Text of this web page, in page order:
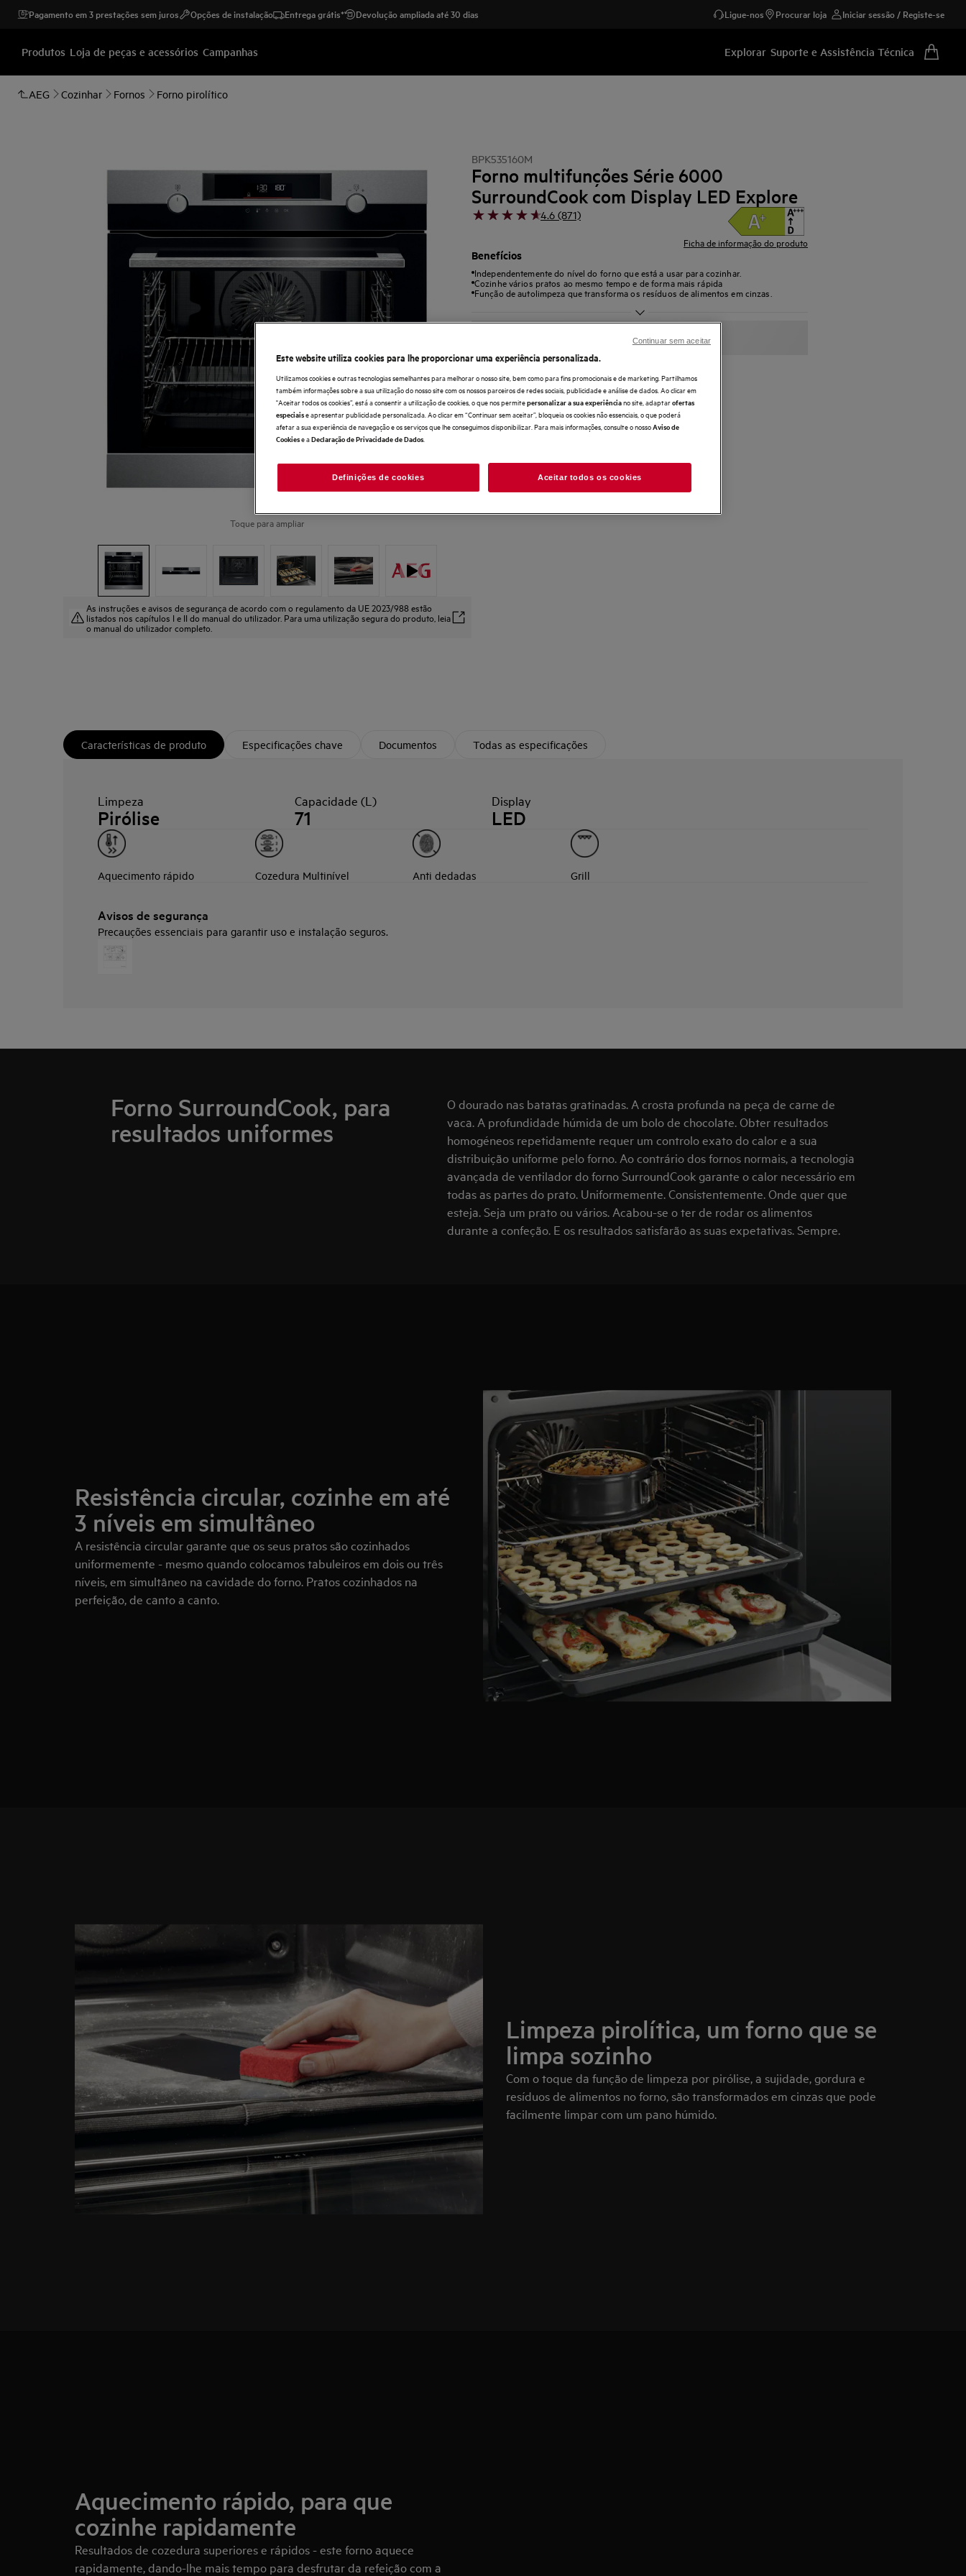
Pagamento em 3 prestações sem juros Opções de instalação Entrega grátis* Devolução ampliada até 30 dias Ligue-nos Procurar loja Iniciar sessão / Registe-se
Produtos Loja de peças e acessórios Campanhas Explorar Suporte e Assistência Técnica
AEG Cozinhar Fornos Forno pirolítico
Toque para ampliar
As instruções e avisos de segurança de acordo com o regulamento da UE 2023/988 estão
listados nos capítulos I e II do manual do utilizador. Para uma utilização segura do produto, leia
o manual do utilizador completo.
BPK535160M
Forno multifunções Série 6000
SurroundCook com Display LED Explore
4.6 (871)
Ficha de informação do produto
Benefícios
Independentemente do nível do forno que está a usar para cozinhar.
Cozinhe vários pratos ao mesmo tempo e de forma mais rápida
Função de autolimpeza que transforma os resíduos de alimentos em cinzas.
Características de produto Especificações chave Documentos Todas as especificações
Limpeza
Pirólise
Capacidade (L)
71
Display
LED
Aquecimento rápido Cozedura Multinível Anti dedadas Grill
Avisos de segurança
Precauções essenciais para garantir uso e instalação seguros.
Forno SurroundCook, para
resultados uniformes
O dourado nas batatas gratinadas. A crosta profunda na peça de carne de
vaca. A profundidade húmida de um bolo de chocolate. Obter resultados
homogéneos repetidamente requer um controlo exato do calor e a sua
distribuição uniforme pelo forno. Ao contrário dos fornos normais, a tecnologia
avançada de ventilador do forno SurroundCook garante o calor necessário em
todas as partes do prato. Uniformemente. Consistentemente. Onde quer que
esteja. Seja um prato ou vários. Acabou-se o ter de rodar os alimentos
durante a confeção. E os resultados satisfarão as suas expetativas. Sempre.
Resistência circular, cozinhe em até
3 níveis em simultâneo
A resistência circular garante que os seus pratos são cozinhados
uniformemente - mesmo quando colocamos tabuleiros em dois ou três
níveis, em simultâneo na cavidade do forno. Pratos cozinhados na
perfeição, de canto a canto.
Limpeza pirolítica, um forno que se
limpa sozinho
Com o toque da função de limpeza por pirólise, a sujidade, gordura e
resíduos de alimentos no forno, são transformados em cinzas que pode
facilmente limpar com um pano húmido.
Aquecimento rápido, para que
cozinhe rapidamente
Resultados de cozedura superiores e rápidos - este forno aquece
rapidamente, dando-lhe mais tempo para desfrutar da refeição com a
Este website utiliza cookies para lhe proporcionar uma experiência personalizada.
Utilizamos cookies e outras tecnologias semelhantes para melhorar o nosso site, bem como para fins promocionais e de marketing. Partilhamos
também informações sobre a sua utilização do nosso site com os nossos parceiros de redes sociais, publicidade e análise de dados. Ao clicar em
"Aceitar todos os cookies”, está a consentir a utilização de cookies, o que nos permitepersonalizar a sua experiênciano site, adaptarofertas
especiaise apresentar publicidade personalizada. Ao clicar em “Continuar sem aceitar”, bloqueia os cookies não essenciais, o que poderá
afetar a sua experiência de navegação e os serviços que lhe conseguimos disponibilizar. Para mais informações, consulte o nossoAviso de
Cookiese aDeclaração de Privacidade de Dados
Definições de cookies Aceitar todos os cookies
Continuar sem aceitar